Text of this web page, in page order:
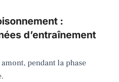
:
d’entraînement
pendant la phase